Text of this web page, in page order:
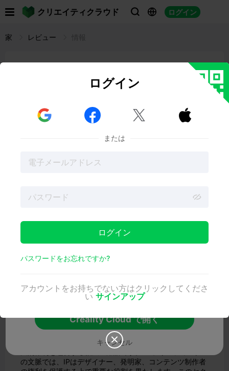
クリエイティクラウド   ログイン
家 レビュー
3Dプリンティングの法的状況：知的財産
と著作権に関する考察
3Dプリンティングが普及し、利用しやすくなるにつれ、
っています。知的財産権から著作権に至るまで、3Dプリ
では、3Dプリンティングに関連する知的財産権と著作権
の重要な側面を探り、これらの考慮事項がこの革新的な技
1.知的財産と3Dプリンティング
知的財産（IP）は、特許、商標、著作権など、さまざまな
の文脈では、IPはデザイナー、発明家、コンテンツ制作者

ログイン
  
または
ログイン
パスワードをお忘れですか?
アカウントをお持ちでない方はクリックしてくださ
い サインアップ
すべての機能をお楽しみください
ライシングとワンクリック印刷をご利用いただけます。モデ
ましょう！
Creality Cloud で開く
キャンセル